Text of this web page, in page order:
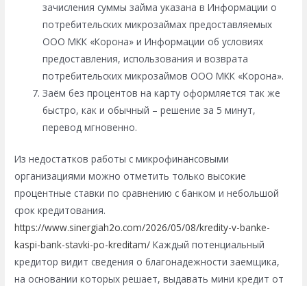
зачисления суммы займа указана в Информации о
потребительских микрозаймах предоставляемых
ООО МКК «Корона» и Информации об условиях
предоставления, использования и возврата
потребительских микрозаймов ООО МКК «Корона».
Заём без процентов на карту оформляется так же
быстро, как и обычный – решение за 5 минут,
перевод мгновенно.
Из недостатков работы с микрофинансовыми
организациями можно отметить только высокие
процентные ставки по сравнению с банком и небольшой
срок кредитования.
https://www.sinergiah2o.com/2026/05/08/kredity-v-banke-
kaspi-bank-stavki-po-kreditam/ Каждый потенциальный
кредитор видит сведения о благонадежности заемщика,
на основании которых решает, выдавать мини кредит от